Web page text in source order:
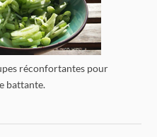
réconfortantes pour
battante.